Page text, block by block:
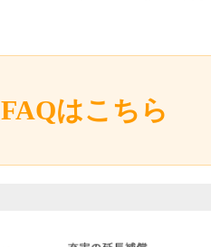
FAQはこちら